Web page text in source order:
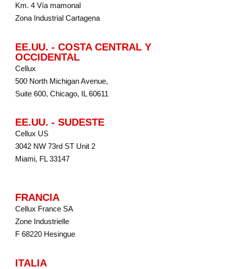
Km. 4 Vía mamonal
Zona Industrial Cartagena
EE.UU. - COSTA CENTRAL Y
OCCIDENTAL
Cellux
500 North Michigan Avenue,
Suite 600, Chicago, IL 60611
EE.UU. - SUDESTE
Cellux US
3042 NW 73rd ST Unit 2
Miami, FL 33147
FRANCIA
Cellux France SA
Zone Industrielle
F 68220 Hesingue
ITALIA